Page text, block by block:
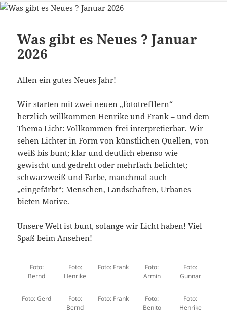
Was gibt es Neues ? Januar
2026
Allen ein gutes Neues Jahr!
Wir starten mit zwei neuen „fototrefflern“ –
herzlich willkommen Henrike und Frank – und dem
Thema Licht: Vollkommen frei interpretierbar. Wir
sehen Lichter in Form von künstlichen Quellen, von
weiß bis bunt; klar und deutlich ebenso wie
gewischt und gedreht oder mehrfach belichtet;
schwarzweiß und Farbe, manchmal auch
„eingefärbt“; Menschen, Landschaften, Urbanes
bieten Motive.
Unsere Welt ist bunt, solange wir Licht haben! Viel
Spaß beim Ansehen!
Foto:
Bernd
Foto:
Henrike
Foto: Frank
Foto:
Armin
Foto:
Gunnar
Foto: Gerd
Foto:
Bernd
Foto: Frank
Foto:
Benito
Foto:
Henrike